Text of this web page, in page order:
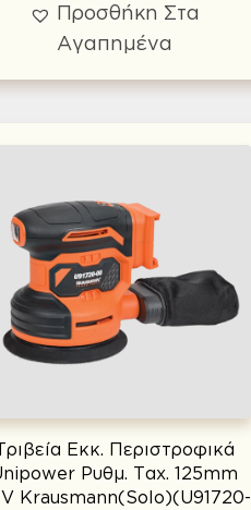
Προσθήκη Στα
Αγαπημένα
Εκκ. Περιστροφικά
Ρυθμ. Ταχ. 125mm
Krausmann(Solo)(U91720-